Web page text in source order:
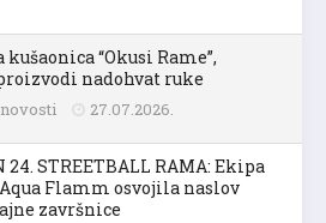
kušaonica “Okusi Rame”,
nadohvat ruke
27.07.2026.
24. STREETBALL RAMA: Ekipa
Flamm osvojila naslov
završnice